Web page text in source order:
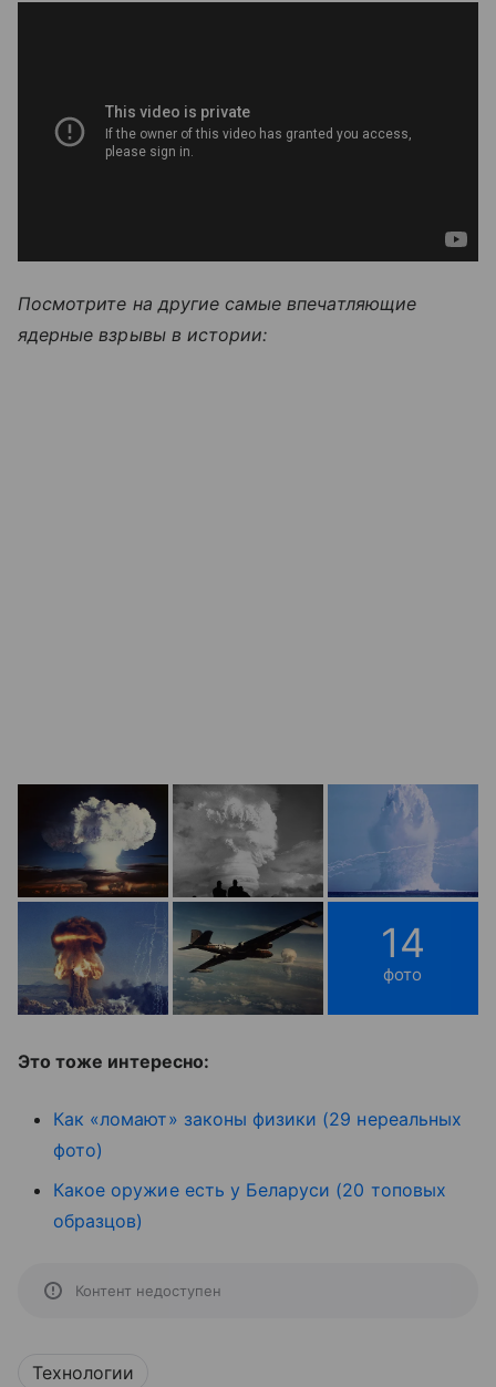
Посмотрите на другие самые впечатляющие
ядерные взрывы в истории:
14
фото
Это тоже интересно:
Как «ломают» законы физики (29 нереальных
фото)
Какое оружие есть у Беларуси (20 топовых
образцов)
Контент недоступен
Технологии